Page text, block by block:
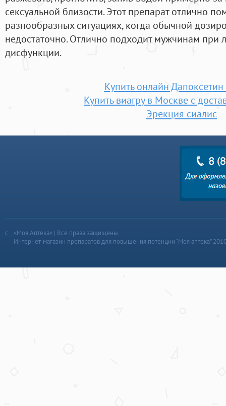
сексуальной близости. Этот препарат отлично
разнообразных ситуациях, когда обычной
недостаточно. Отлично подходит мужчинам при
дисфункции.
Купить онлайн
Купить виагру в Москве с
Эрекция сиалис
«Моя Аптека» | Все права защищены
Интернет-магазин препаратов для повышения потенции “Моя аптека”